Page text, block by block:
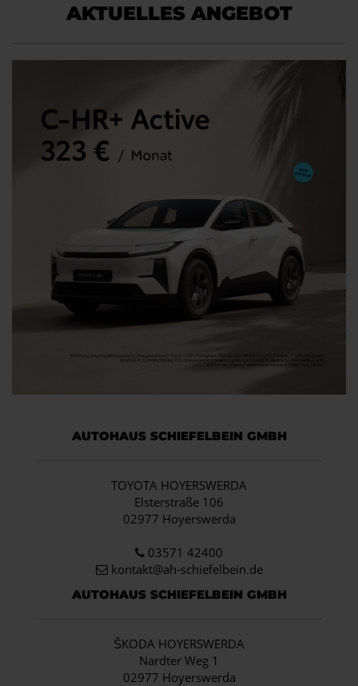
AKTUELLES ANGEBOT
AUTOHAUS SCHIEFELBEIN GMBH
TOYOTA HOYERSWERDA
Elsterstraße 106
02977 Hoyerswerda
03571 42400
kontakt@ah-schiefelbein.de
AUTOHAUS SCHIEFELBEIN GMBH
ŠKODA HOYERSWERDA
Nardter Weg 1
02977 Hoyerswerda